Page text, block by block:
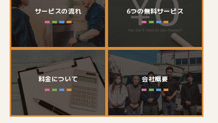
サービスの流れ 6つの無料サービス
料金について 会社概要